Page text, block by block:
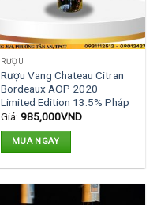
RƯỢU
Rượu Vang Chateau Citran
Bordeaux AOP 2020
Limited Edition 13.5% Pháp
Giá: 985,000VND
MUA NGAY